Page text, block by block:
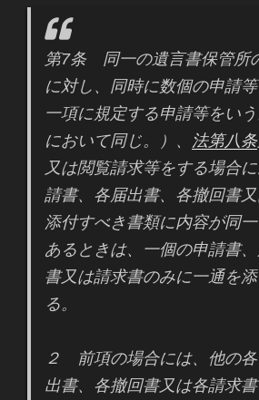
第7条 同一の遺言書保管所
に対し、同時に数個の申請
一項に規定する申請等をい
において同じ。）、 法第八条
又は閲覧請求等をする場合
請書、各届出書、各撤回書
添付すべき書類に内容が同
あるときは、一個の申請書
書又は請求書のみに一通を
る。
２ 前項の場合には、他の
出書、各撤回書又は各請求